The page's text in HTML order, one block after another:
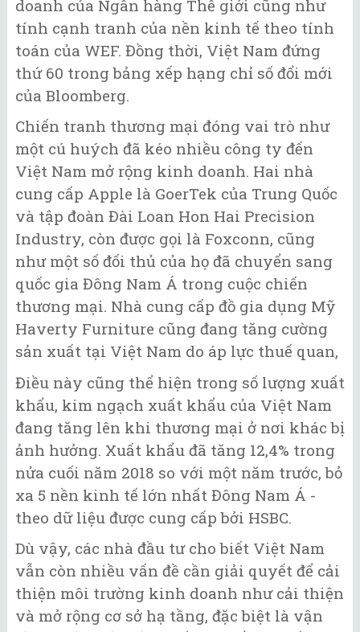
doanh của Ngân hàng Thế giới cũng như
tính cạnh tranh của nền kinh tế theo tính
toán của WEF. Đồng thời, Việt Nam đứng
thứ 60 trong bảng xếp hạng chỉ số đổi mới
của Bloomberg.
Chiến tranh thương mại đóng vai trò như
một cú huých đã kéo nhiều công ty đến
Việt Nam mở rộng kinh doanh. Hai nhà
cung cấp Apple là GoerTek của Trung Quốc
và tập đoàn Đài Loan Hon Hai Precision
Industry, còn được gọi là Foxconn, cũng
như một số đối thủ của họ đã chuyển sang
quốc gia Đông Nam Á trong cuộc chiến
thương mại. Nhà cung cấp đồ gia dụng Mỹ
Haverty Furniture cũng đang tăng cường
sản xuất tại Việt Nam do áp lực thuế quan,
Điều này cũng thể hiện trong số lượng xuất
khẩu, kim ngạch xuất khẩu của Việt Nam
đang tăng lên khi thương mại ở nơi khác bị
ảnh hưởng. Xuất khẩu đã tăng 12,4% trong
nửa cuối năm 2018 so với một năm trước, bỏ
xa 5 nền kinh tế lớn nhất Đông Nam Á -
theo dữ liệu được cung cấp bởi HSBC.
Dù vậy, các nhà đầu tư cho biết Việt Nam
vẫn còn nhiều vấn đề cần giải quyết để cải
thiện môi trường kinh doanh như cải thiện
và mở rộng cơ sở hạ tầng, đặc biệt là vận